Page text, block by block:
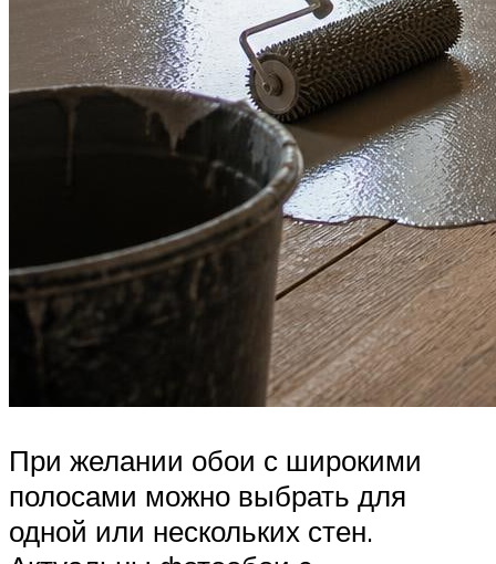
При желании обои с широкими
полосами можно выбрать для
одной или нескольких стен.